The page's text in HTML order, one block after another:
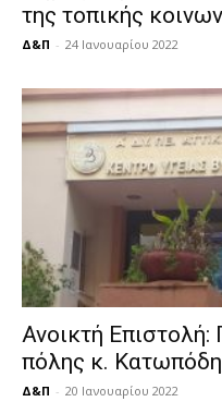
της τοπικής
Δ&Π - 24 Ιανουαρίου 2022
Ανοικτή
πόλης κ.
Δ&Π - 20 Ιανουαρίου 2022